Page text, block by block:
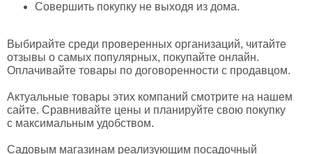
Совершить покупку не выходя из дома.
Выбирайте среди проверенных организаций, читайте
отзывы о самых популярных, покупайте онлайн.
Оплачивайте товары по договоренности с продавцом.
Актуальные товары этих компаний смотрите на нашем
сайте. Сравнивайте цены и планируйте свою покупку
с максимальным удобством.
Садовым магазинам реализующим посадочный